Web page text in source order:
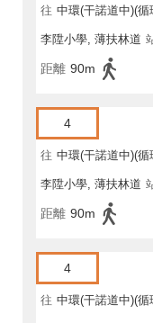
往 中環(干諾道中)(循
李陞小學, 薄扶林道
距離 90m
4
往 中環(干諾道中)(循
李陞小學, 薄扶林道
距離 90m
4
往 中環(干諾道中)(循